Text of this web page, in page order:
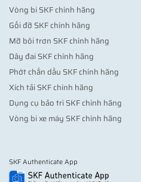
Vòng bi SKF chính hãng
Gối đỡ SKF chính hãng
Mỡ bôi trơn SKF chính hãng
Dây đai SKF chính hãng
Phớt chắn dầu SKF chính hãng
Xích tải SKF chính hãng
Dụng cụ bảo trì SKF chính hãng
Vòng bi xe máy SKF chính hãng
SKF Authenticate App